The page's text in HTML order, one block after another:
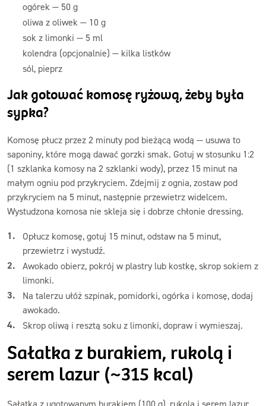
ogórek — 50 g
oliwa z oliwek — 10 g
sok z limonki — 5 ml
kolendra (opcjonalnie) — kilka listków
sól, pieprz
Jak gotować komosę ryżową, żeby była
sypka?
Komosę płucz przez 2 minuty pod bieżącą wodą — usuwa to
saponiny, które mogą dawać gorzki smak. Gotuj w stosunku 1:2
(1 szklanka komosy na 2 szklanki wody), przez 15 minut na
małym ogniu pod przykryciem. Zdejmij z ognia, zostaw pod
przykryciem na 5 minut, następnie przewietrz widelcem.
Wystudzona komosa nie skleja się i dobrze chłonie dressing.
Opłucz komosę, gotuj 15 minut, odstaw na 5 minut,
przewietrz i wystudź.
Awokado obierz, pokrój w plastry lub kostkę, skrop sokiem z
limonki.
Na talerzu ułóż szpinak, pomidorki, ogórka i komosę, dodaj
awokado.
Skrop oliwą i resztą soku z limonki, dopraw i wymieszaj.
Sałatka z burakiem, rukolą i
serem lazur (~315 kcal)
Sałatka z ugotowanym burakiem (100 g), rukolą i serem lazur